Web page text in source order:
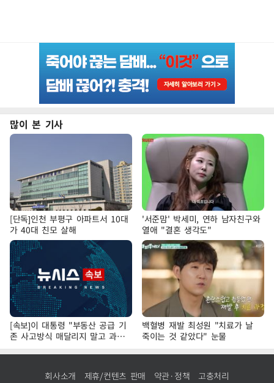
많이 본 기사
[단독]인천 부평구 아파트서 10대
가 40대 친모 살해
'서준맘' 박세미, 연하 남자친구와
열애 "결혼 생각도"
[속보]이 대통령 "부동산 공급 기
존 사고방식 매달리지 말고 과감
히 실천"
백혈병 재발 최성원 "치료가 날
죽이는 것 같았다" 눈물
회사소개 제휴/컨텐츠 판매 약관·정책 고충처리